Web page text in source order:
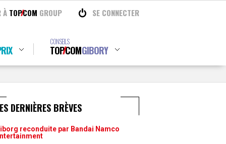
À TOPCOM GROUP SE CONNECTER
CONSEILS
TOPCOMGIBORY
DERNIÈRES BRÈVES
reconduite par Bandai Namco